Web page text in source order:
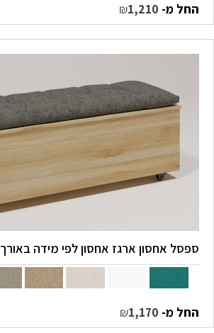
החל מ- ₪1,210
ספסל אחסון ארגז אחסון לפי מידה באורך 140-149 ס"מ
החל מ- ₪1,170